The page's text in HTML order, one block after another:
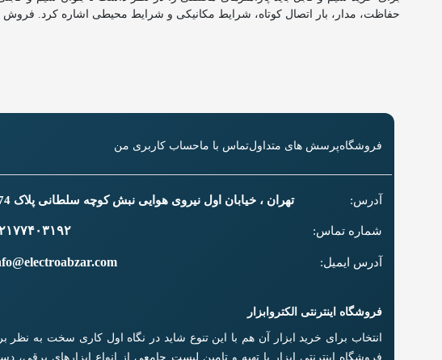
حفاظت، مدار ، بار اتصال کوتاه، شرایط مکانیکی و شرایط محیطی اشاره کرد. فروش
فروشگاهپرسش های متداولتماس با ماحساب کاربری من
آدرس: تهران ، خیابان اول نیروی هوایی نبش کوچه سلطانی پلاک 274
شماره تماس:
آدرس ایمیل:
فروشگاه اینترنتی الکتروابزار
انتخاب برای خرید ابزار آن هم با این تنوع شاید در نگاه اول کاری سخت به نظر
فروشگاه اینترنتی ابزار با تهیه و تامین لیست جامعی از انواع ابزار‌های برقی،